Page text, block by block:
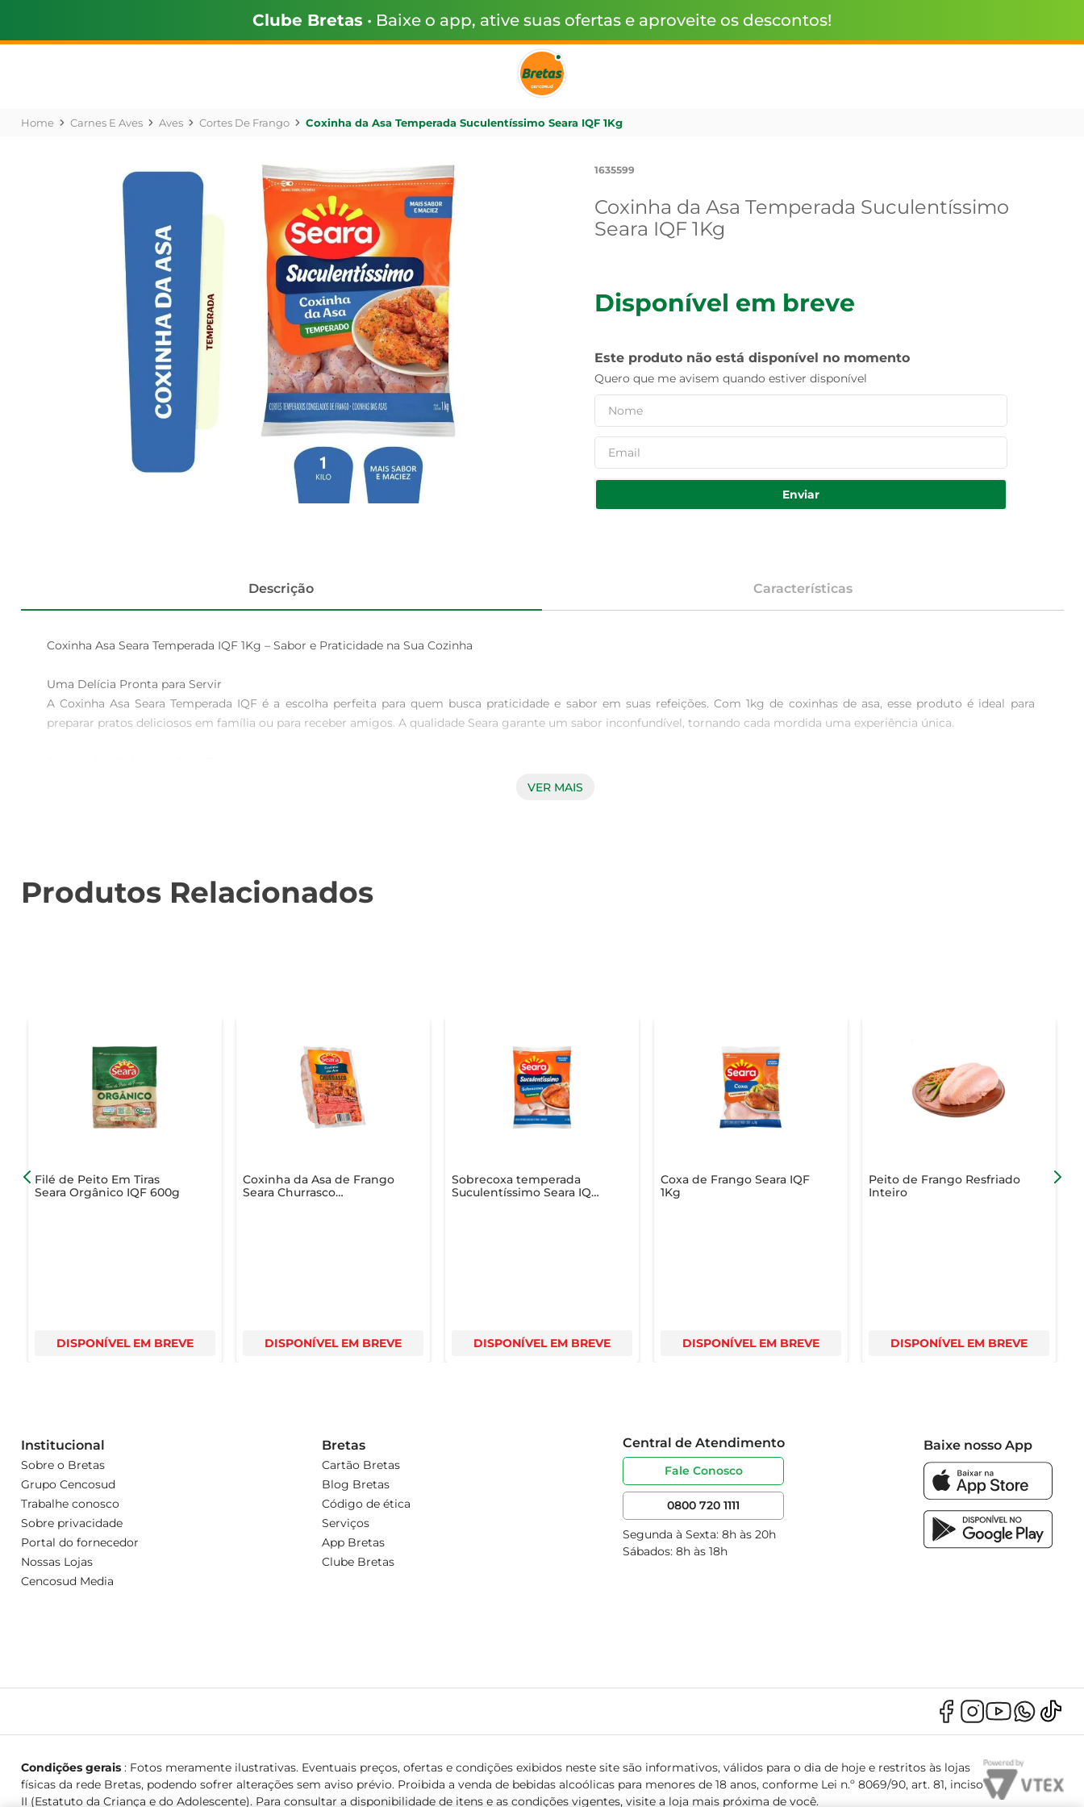
Clube Bretas • Baixe o app, ative suas ofertas e aproveite os descontos!
Carnes E Aves Aves Cortes De Frango Coxinha da Asa Temperada Suculentíssimo Seara IQF 1Kg
1635599
Coxinha da Asa Temperada Suculentíssimo
Seara IQF 1Kg
Disponível em breve
Este produto não está disponível no momento
Quero que me avisem quando estiver disponível
Enviar
Descrição Características
Coxinha Asa Seara Temperada IQF 1Kg – Sabor e Praticidade na Sua Cozinha
Uma Delícia Pronta para Servir
A Coxinha Asa Seara Temperada IQF é a escolha perfeita para quem busca praticidade e sabor em suas refeições. Com 1kg de coxinhas de asa, esse produto é ideal para
preparar pratos deliciosos em família ou para receber amigos. A qualidade Seara garante um sabor inconfundível, tornando cada mordida uma experiência única.
As coxinhas de asa são cuidadosamente temperadas, proporcionando um gosto irresistível que agrada a todos os paladares. O processo IQF (Individual Quick Freezing)
Esse produto é extremamente versátil e pode ser preparado de diversas formas. Seja assada, frita ou grelhada, as coxinhas de asa Seara se adaptam a diferentes receitas e
ocasiões. São perfeitas para um lanche rápido, um jantar descontraído ou até mesmo como aperitivo em festas. A praticidade de ter um produto congelado à disposição
Com a Coxinha Asa Seara Temperada IQF, você tem a garantia de um produto de qualidade, saboroso e prático, que se encaixa perfeitamente na rotina da sua família.
Aproveite para criar momentos especiais à mesa com essa deliciosa opção!
VER MAIS
Produtos Relacionados
Filé de Peito Em Tiras
Seara Orgânico IQF 600g
DISPONÍVEL EM BREVE
Coxinha da Asa de Frango
Seara Churrasco
DISPONÍVEL EM BREVE
Sobrecoxa temperada
Suculentíssimo Seara IQF
DISPONÍVEL EM BREVE
Coxa de Frango Seara IQF
1Kg
DISPONÍVEL EM BREVE
Peito de Frango Resfriado
Inteiro
DISPONÍVEL EM BREVE
Institucional
Sobre o Bretas
Grupo Cencosud
Trabalhe conosco
Sobre privacidade
Portal do fornecedor
Nossas Lojas
Cencosud Media
Bretas
Cartão Bretas
Blog Bretas
Código de ética
Serviços
App Bretas
Clube Bretas
Central de Atendimento
Fale Conosco
0800 720 1111
Segunda à Sexta: 8h às 20h
Sábados: 8h às 18h
Baixe nosso App
Condições gerais: Fotos meramente ilustrativas. Eventuais preços, ofertas e condições exibidos neste site são informativos, válidos para o dia de hoje e restritos às lojas
físicas da rede Bretas, podendo sofrer alterações sem aviso prévio. Proibida a venda de bebidas alcoólicas para menores de 18 anos, conforme Lei n.º 8069/90, art. 81, inciso
II (Estatuto da Criança e do Adolescente). Para consultar a disponibilidade de itens e as condições vigentes, visite a loja mais próxima de você.